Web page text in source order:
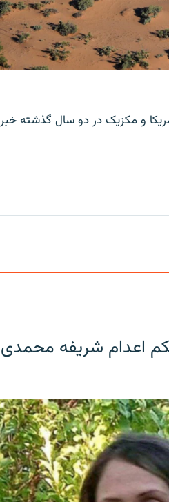
و مکزیک در دو سال گذشته خبر
اعدام شریفه محمدی